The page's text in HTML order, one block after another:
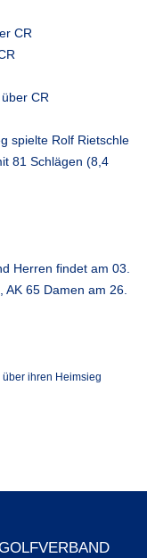
CR
CR
spielte Rolf Rietschle
81 Schlägen (8,4
Herren findet am 03.
65 Damen am 26.
über ihren Heimsieg